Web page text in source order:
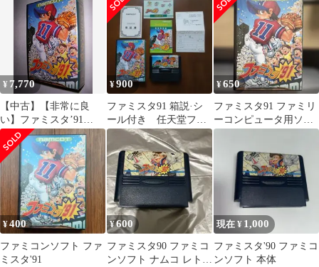
ット 5点まとめ売り
¥ 7,770
【中古】【非常に良
い】ファミスタ’91
p706p5g
¥900
ファミスタ91 箱説·シ
ール付き 任天堂ファ
ミコンソフト ファミ
リースタジアム
¥650
ファミスタ91 ファミリ
ーコンピュータ用ソフ
ト
¥400
ファミコンソフト ファ
ミスタ'91
¥600
ファミスタ90 ファミコ
ンソフト ナムコ レトロ
現在 ¥ 1,000
ファミスタ'90 ファミコ
ンソフト 本体